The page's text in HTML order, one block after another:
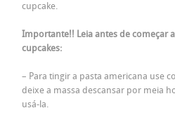
cupcake.
Importante!! Leia antes de começar
cupcakes:
– Para tingir a pasta americana use
deixe a massa descansar por meia
usá-la.